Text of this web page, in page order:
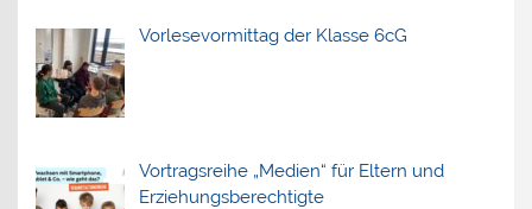
Vorlesevormittag der Klasse 6cG
Vortragsreihe „Medien“ für Eltern und
Erziehungsberechtigte